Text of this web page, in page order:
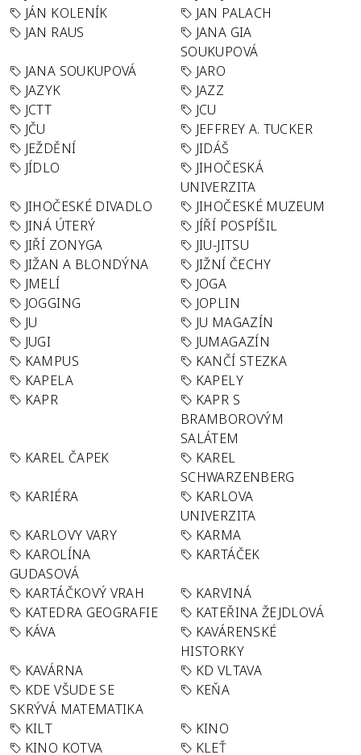
JÁN KOLENÍK
JAN PALACH
JAN RAUS
JANA GIA
SOUKUPOVÁ
JANA SOUKUPOVÁ
JARO
JAZYK
JAZZ
JCTT
JCU
JČU
JEFFREY A. TUCKER
JEŽDĚNÍ
JIDÁŠ
JÍDLO
JIHOČESKÁ
UNIVERZITA
JIHOČESKÉ DIVADLO
JIHOČESKÉ MUZEUM
JINÁ ÚTERÝ
JÍŘÍ POSPÍŠIL
JIŘÍ ZONYGA
JIU-JITSU
JIŽAN A BLONDÝNA
JIŽNÍ ČECHY
JMELÍ
JOGA
JOGGING
JOPLIN
JU
JU MAGAZÍN
JUGI
JUMAGAZÍN
KAMPUS
KANČÍ STEZKA
KAPELA
KAPELY
KAPR
KAPR S
BRAMBOROVÝM
SALÁTEM
KAREL ČAPEK
KAREL
SCHWARZENBERG
KARIÉRA
KARLOVA
UNIVERZITA
KARLOVY VARY
KARMA
KAROLÍNA
GUDASOVÁ
KARTÁČEK
KARTÁČKOVÝ VRAH
KARVINÁ
KATEDRA GEOGRAFIE
KATEŘINA ŽEJDLOVÁ
KÁVA
KAVÁRENSKÉ
HISTORKY
KAVÁRNA
KD VLTAVA
KDE VŠUDE SE
SKRÝVÁ MATEMATIKA
KEŇA
KILT
KINO
KINO KOTVA
KLEŤ